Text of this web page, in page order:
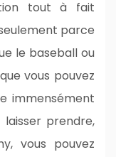
tout à fait
parce
le baseball ou
vous pouvez
immensément
prendre,
vous pouvez